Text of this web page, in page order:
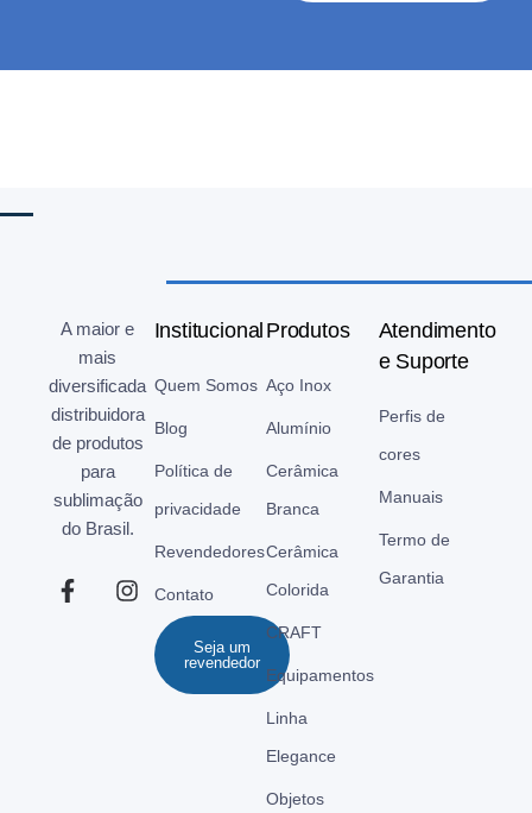
A maior e
mais
diversificada
distribuidora
de produtos
para
sublimação
do Brasil.
Institucional
Quem Somos
Blog
Política de
privacidade
Revendedores
Contato
Seja um
revendedor
Produtos
Aço Inox
Alumínio
Cerâmica
Branca
Cerâmica
Colorida
CRAFT
Equipamentos
Linha
Elegance
Objetos
Atendimento
e Suporte
Perfis de
cores
Manuais
Termo de
Garantia